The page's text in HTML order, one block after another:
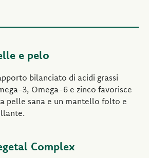
e pelo
bilanciato di acidi grassi
3, Omega-6 e zinco favorisce
pelle sana e un mantello folto e
Complex